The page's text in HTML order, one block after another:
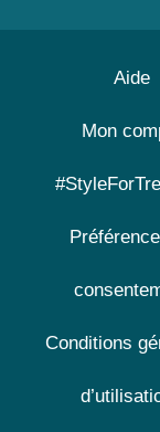
Aide
Mon
Conditions